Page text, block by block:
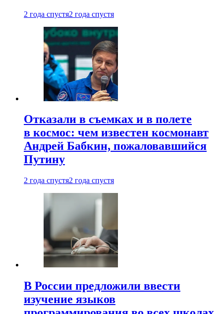
2 года спустя2 года спустя
Отказали в съемках и в полете
в космос: чем известен космонавт
Андрей Бабкин, пожаловавшийся
Путину
2 года спустя2 года спустя
В России предложили ввести
изучение языков